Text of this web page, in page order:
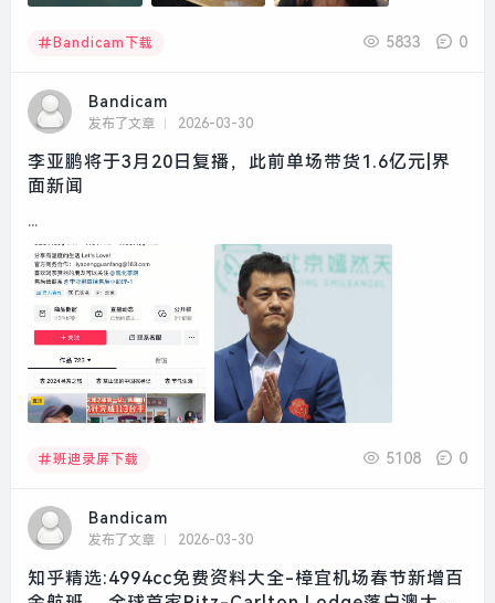
Bandicam下载 5833 0
Bandicam
发布了文章 2026-03-30
李亚鹏将于3月20日复播，此前单场带货1.6亿元|界
面新闻
...
班迪录屏下载 5108 0
Bandicam
发布了文章 2026-03-30
知乎精选:4994cc免费资料大全-樟宜机场春节新增百